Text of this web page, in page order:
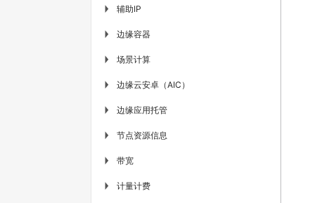
▶ 辅助IP
▶ 边缘容器
▶ 场景计算
▶ 边缘云安卓（AIC）
▶ 边缘应用托管
▶ 节点资源信息
▶ 带宽
▶ 计量计费